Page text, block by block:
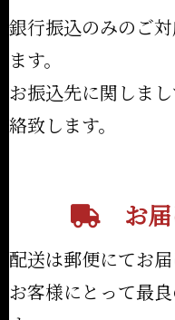
銀行振込のみのご
ます。
お振込先に関しま
絡致します。
お届
配送は郵便にてお届
お客様にとって最